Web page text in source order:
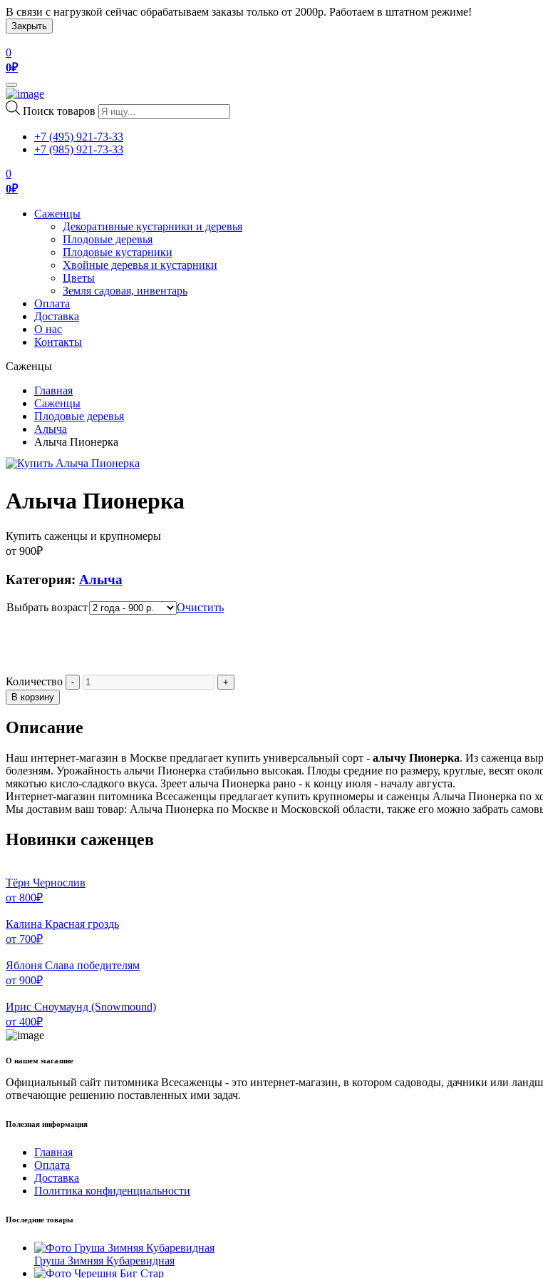
В связи с нагрузкой сейчас обрабатываем заказы только от 2000р. Работаем в штатном режиме!
Закрыть
0
0₽
Toggle
navigation
Поиск товаров
+7 (495) 921-73-33
+7 (985) 921-73-33
0
0₽
Саженцы
Декоративные кустарники и деревья
Плодовые деревья
Плодовые кустарники
Хвойные деревья и кустарники
Цветы
Земля садовая, инвентарь
Оплата
Доставка
О нас
Контакты
Саженцы
Главная
Саженцы
Плодовые деревья
Алыча
Алыча Пионерка
Алыча Пионерка
Купить саженцы и крупномеры
от 900₽
Категория: Алыча
Выбрать возраст Очистить
Количество
В корзину
Описание
Наш интернет-магазин в Москве предлагает купить универсальный сорт - алычу Пионерка. Из саженца
болезням. Урожайность алычи Пионерка стабильно высокая. Плоды средние по размеру, круглые, весят
мякотью кисло-сладкого вкуса. Зреет алыча Пионерка рано - к концу июля - началу августа.
Интернет-магазин питомника Всесаженцы предлагает купить крупномеры и саженцы Алыча Пионерка по
Мы доставим ваш товар: Алыча Пионерка по Москве и Московской области, также его можно забрать
Новинки саженцев
Тёрн Чернослив
от 800₽
Калина Красная гроздь
от 700₽
Яблоня Слава победителям
от 900₽
Ирис Сноумаунд (Snowmound)
от 400₽
О нашем магазине
Официальный сайт питомника Всесаженцы - это интернет-магазин, в котором садоводы, дачники или
отвечающие решению поставленных ими задач.
Полезная информация
Главная
Оплата
Доставка
Политика конфиденциальности
Последние товары
Груша Зимняя Кубаревидная